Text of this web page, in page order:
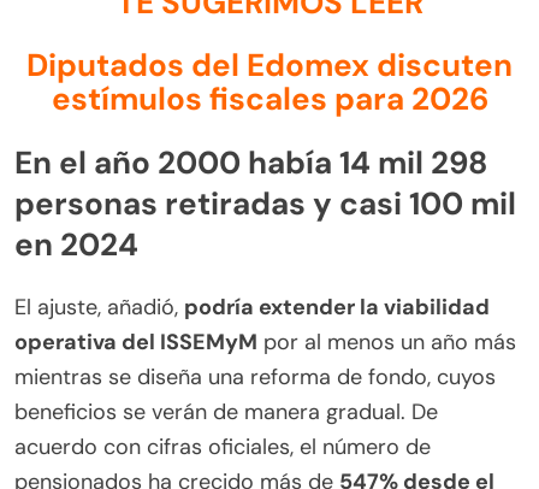
Diputados del Edomex discuten
estímulos fiscales para 2026
En el año 2000 había 14 mil 298
personas retiradas y casi 100 mil
en 2024
El ajuste, añadió, podría extender la viabilidad
operativa del ISSEMyM por al menos un año más
mientras se diseña una reforma de fondo, cuyos
beneficios se verán de manera gradual. De
acuerdo con cifras oficiales, el número de
pensionados ha crecido más de 547% desde el